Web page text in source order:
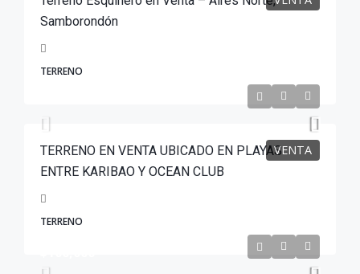
Samborondón
TERRENO
VENTA
TERRENO EN VENTA UBICADO EN PLAYAS
ENTRE KARIBAO Y OCEAN CLUB
TERRENO